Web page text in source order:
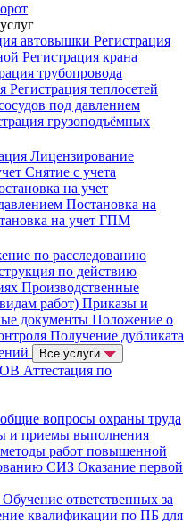
автовышки Регистрация
Регистрация крана
трубопровода
Регистрация теплосетей
под давлением
грузоподъёмных
Лицензирование
Снятие с учета
на учет
Постановка на
на учет ГПМ
по расследованию
по действию
Производственные
работ) Приказы и
документы Положение о
Получение дубликата
Все услуги
Аттестация по
вопросы охраны труда
и приемы выполнения
работ повышенной
СИЗ Оказание первой
Обучение ответственных за
квалификации по ПБ для